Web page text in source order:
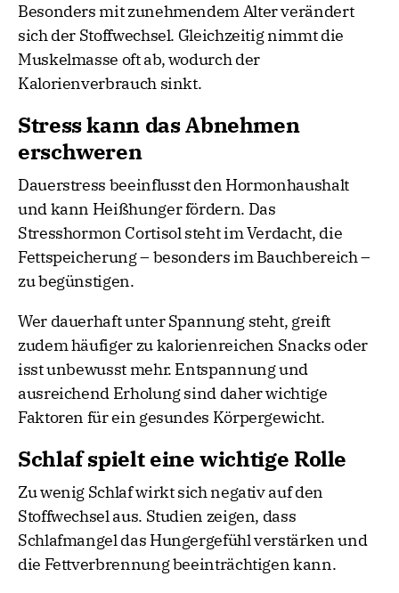
Besonders mit zunehmendem Alter verändert
sich der Stoffwechsel. Gleichzeitig nimmt die
Muskelmasse oft ab, wodurch der
Kalorienverbrauch sinkt.
Stress kann das Abnehmen
erschweren
Dauerstress beeinflusst den Hormonhaushalt
und kann Heißhunger fördern. Das
Stresshormon Cortisol steht im Verdacht, die
Fettspeicherung – besonders im Bauchbereich –
zu begünstigen.
Wer dauerhaft unter Spannung steht, greift
zudem häufiger zu kalorienreichen Snacks oder
isst unbewusst mehr. Entspannung und
ausreichend Erholung sind daher wichtige
Faktoren für ein gesundes Körpergewicht.
Schlaf spielt eine wichtige Rolle
Zu wenig Schlaf wirkt sich negativ auf den
Stoffwechsel aus. Studien zeigen, dass
Schlafmangel das Hungergefühl verstärken und
die Fettverbrennung beeinträchtigen kann.